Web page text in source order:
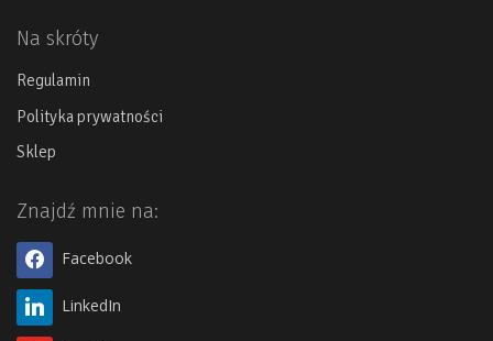
Na skróty
Regulamin
Polityka prywatności
Sklep
Znajdź mnie na:
Facebook
LinkedIn